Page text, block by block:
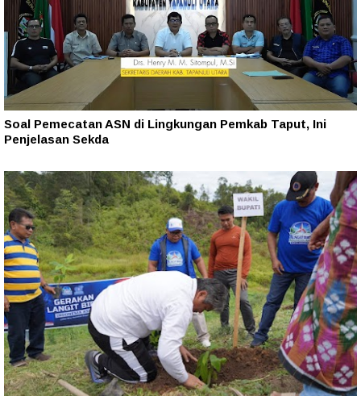
Soal Pemecatan ASN di Lingkungan Pemkab Taput, Ini
Penjelasan Sekda